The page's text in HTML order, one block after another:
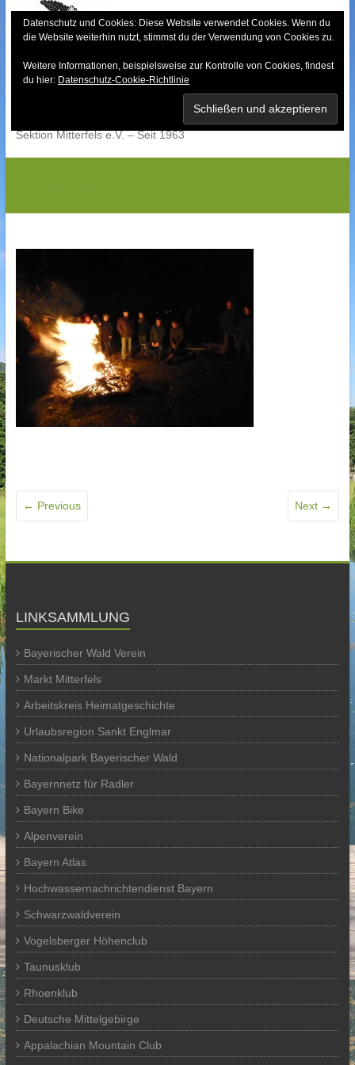
content
Bayerischer Wald-
Sektion Mitterfels e.V. – Seit 1963
← Previous Next →
LINKSAMMLUNG
Bayerischer Wald Verein
Markt Mitterfels
Arbeitskreis Heimatgeschichte
Urlaubsregion Sankt Englmar
Nationalpark Bayerischer Wald
Bayernnetz für Radler
Bayern Bike
Alpenverein
Bayern Atlas
Hochwassernachrichtendienst Bayern
Schwarzwaldverein
Vogelsberger Höhenclub
Taunusklub
Rhoenklub
Deutsche Mittelgebirge
Appalachian Mountain Club
Datenschutz und Cookies: Diese Website verwendet Cookies. Wenn du
die Website weiterhin nutzt, stimmst du der Verwendung von Cookies zu.
Weitere Informationen, beispielsweise zur Kontrolle von Cookies, findest
du hier: Datenschutz-Cookie-Richtlinie